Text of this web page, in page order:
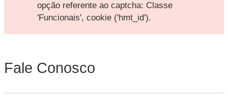
opção referente ao captcha: Classe
'Funcionais', cookie ('hmt_id').
Fale Conosco